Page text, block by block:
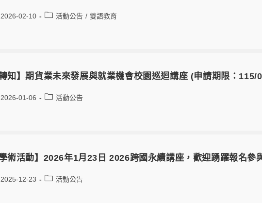
2026-02-10 活動公告 / 雙語教育
轉知】期貨業未來發展與就業機會校園巡迴講座 (申請期限：115/
2026-01-06 活動公告
學術活動】2026年1月23日 2026跨國永續講座，歡迎踴躍報名參
2025-12-23 活動公告